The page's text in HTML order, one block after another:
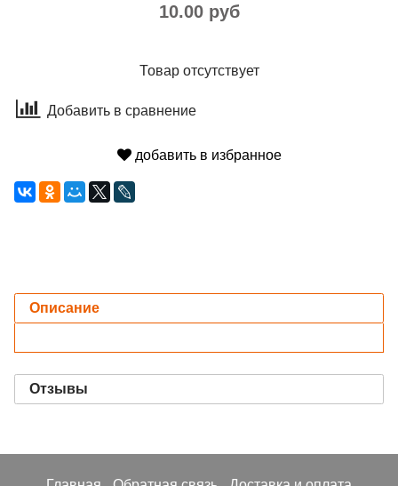
10.00 руб
Товар отсутствует
Добавить в сравнение
добавить в избранное
Описание
Отзывы